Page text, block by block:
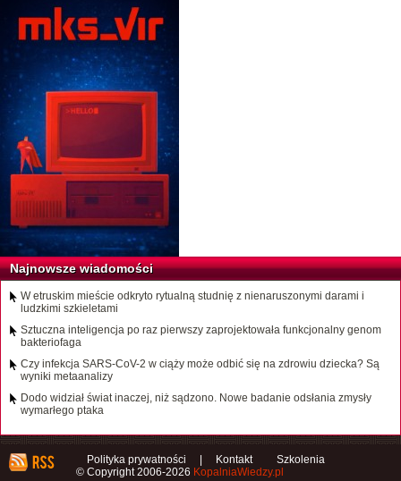
Najnowsze wiadomości
W etruskim mieście odkryto rytualną studnię z nienaruszonymi darami i
ludzkimi szkieletami
Sztuczna inteligencja po raz pierwszy zaprojektowała funkcjonalny genom
bakteriofaga
Czy infekcja SARS-CoV-2 w ciąży może odbić się na zdrowiu dziecka? Są
wyniki metaanalizy
Dodo widział świat inaczej, niż sądzono. Nowe badanie odsłania zmysły
wymarłego ptaka
Polityka prywatności Kontakt
Szkolenia
© Copyright 2006-2026 KopalniaWiedzy.pl